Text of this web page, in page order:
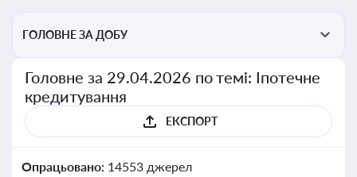
ГОЛОВНЕ ЗА ДОБУ
Головне за 29.04.2026 по темі: Іпотечне
кредитування
ЕКСПОРТ
Опрацьовано: 14553 джерел